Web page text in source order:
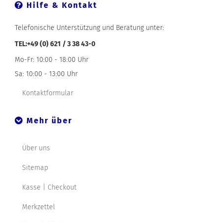
Hilfe & Kontakt
Telefonische Unterstützung und Beratung unter:
TEL:+49 (0) 621 / 3 38 43-0
Mo-Fr: 10:00 - 18:00 Uhr
Sa: 10:00 - 13:00 Uhr
Kontaktformular
Mehr über
Über uns
Sitemap
Kasse | Checkout
Merkzettel